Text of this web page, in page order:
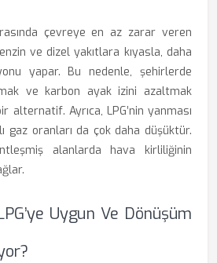
çevreye en az zarar veren
ve dizel yakıtlara kıyasla, daha
yapar. Bu nedenle, şehirlerde
ve karbon ayak izini azaltmak
alternatif. Ayrıca, LPG’nin yanması
gaz oranları da çok daha düşüktür.
alanlarda hava kirliliğinin
Uygun Ve Dönüşüm